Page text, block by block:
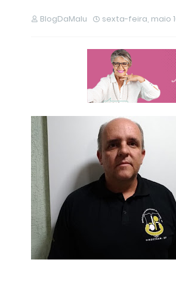
BlogDaMalu sexta-feira, maio